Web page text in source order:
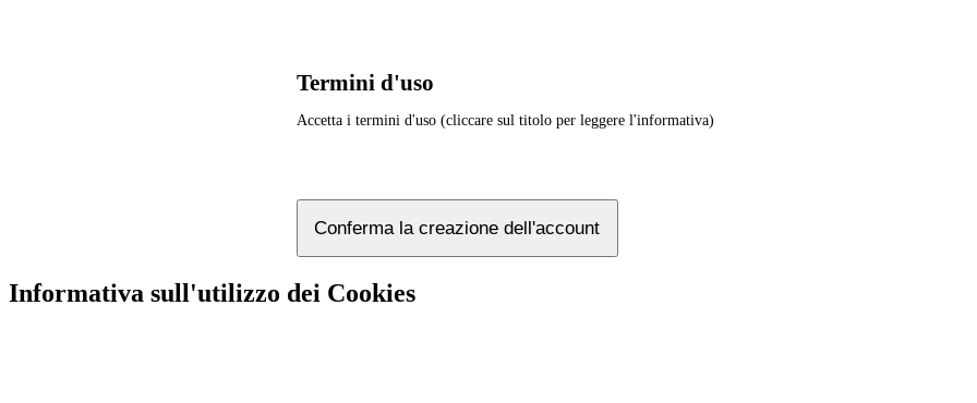
Termini d'uso
Accetta i termini d'uso (cliccare sul titolo per leggere l'informativa)
Conferma la creazione dell'account
Informativa sull'utilizzo dei Cookies